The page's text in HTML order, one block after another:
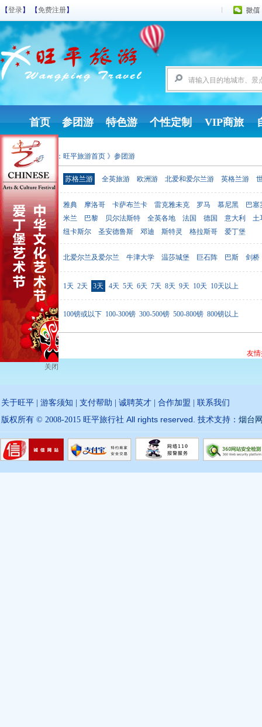
【登录】 【免费注册】
首页 参团游 特色游 个性定制 VIP商旅
您现在的位置： 旺平旅游首页 》参团游
参团游 苏格兰游 全英旅游 欧洲游 北爱和爱尔兰游 英格兰游
出发地点 雅典 摩洛哥 卡萨布兰卡 雷克雅未克 罗马 慕尼黑
巴塞
米兰
巴黎 贝尔法斯特 全英各地 法国 德国 意大利
土
纽卡斯尔
圣安德鲁斯 邓迪 斯特灵 格拉斯哥 爱丁堡
目的地点 北爱尔兰及爱尔兰 牛津大学 温莎城堡 巨石阵 巴斯 剑桥
行程天数 1天 2天 3天 4天 5天 6天 7天 8天 9天 10天 10天以上
价格范围 100镑或以下 100-300镑 300-500镑 500-800镑 800镑以上
友
关于旺平 游客须知 支付帮助 诚聘英才 合作加盟
联系我们
版权所有 © 2008-2015 旺平旅行社 All rights reserved. 技术支持： 烟台
关闭